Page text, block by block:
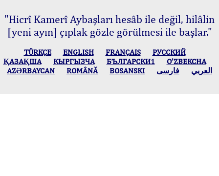
"Hicrî Kamerî Aybaşları hesâb ile değil, hilâlin
[yeni ayın] çıplak gözle görülmesi ile başlar."
TÜRKÇE ENGLISH FRANÇAIS
РУССКИЙ
ҚАЗАҚША
КЫPГЫЗЧA БЪЛГАРСКИ1
O’ZBEKCHA
AZӘRBAYCAN
ROMÂNĂ BOSANSKI العربي فارسی